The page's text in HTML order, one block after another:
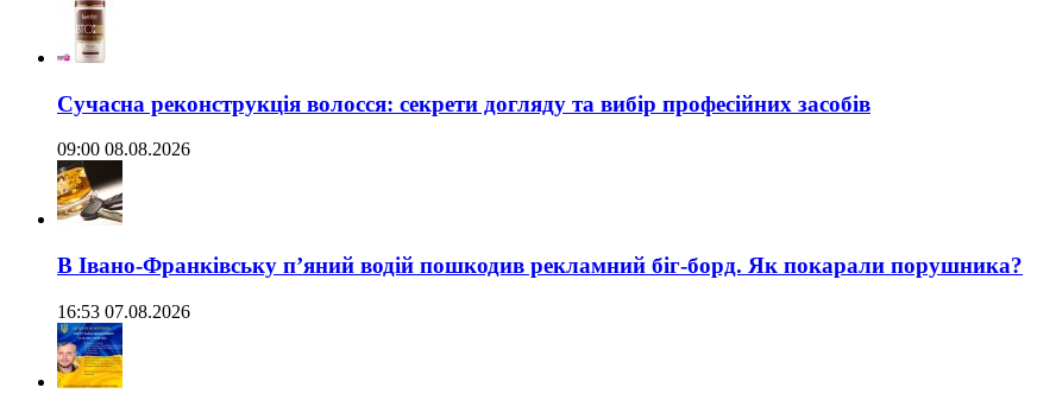
Сучасна реконструкція волосся: секрети догляду та вибір професійних засобів
09:00 08.08.2026
В Івано-Франківську п’яний водій пошкодив рекламний біг-борд. Як покарали порушника?
16:53 07.08.2026